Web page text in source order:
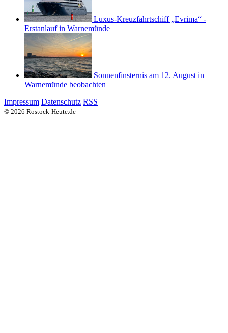
Luxus-Kreuzfahrtschiff „Evrima“ -
Erstanlauf in Warnemünde
Sonnenfinsternis am 12. August in
Warnemünde beobachten
Impressum Datenschutz RSS
© 2026 Rostock-Heute.de